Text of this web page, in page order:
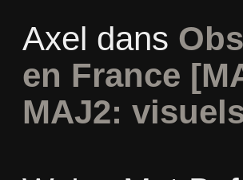
Axel dans
en France
MAJ2: